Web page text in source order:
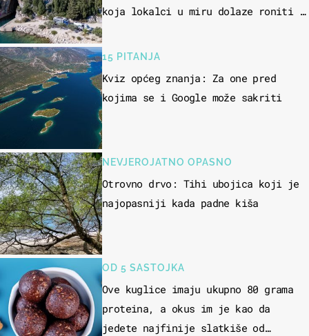
koja lokalci u miru dolaze roniti i
15 PITANJA
Kviz općeg znanja: Za one pred
kojima se i Google može sakriti
NEVJEROJATNO OPASNO
Otrovno drvo: Tihi ubojica koji je
najopasniji kada padne kiša
OD 5 SASTOJKA
Ove kuglice imaju ukupno 80 grama
proteina, a okus im je kao da
jedete najfinije slatkiše od